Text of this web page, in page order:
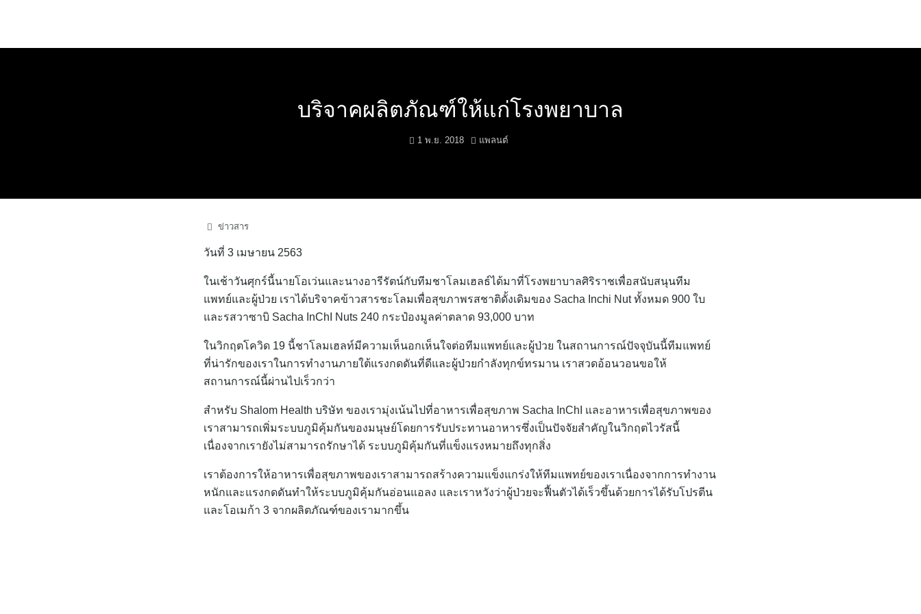
บริจาคผลิตภัณฑ์ให้แก่โรงพยาบาล
1 พ.ย. 2018 แพลนต์
ข่าวสาร
วันที่ 3 เมษายน 2563
ในเช้าวันศุกร์นี้นายโอเว่นและนางอารีรัตน์กับทีมชาโลมเฮลธ์ได้มาที่โรงพยาบาลศิริราชเพื่อสนับสนุนทีม
แพทย์และผู้ป่วย เราได้บริจาคข้าวสารชะโลมเพื่อสุขภาพรสชาติดั้งเดิมของ Sacha Inchi Nut ทั้งหมด 900 ใบ
และรสวาซาบิ Sacha InChI Nuts 240 กระป๋องมูลค่าตลาด 93,000 บาท
ในวิกฤตโควิด 19 นี้ชาโลมเฮลท์มีความเห็นอกเห็นใจต่อทีมแพทย์และผู้ป่วย ในสถานการณ์ปัจจุบันนี้ทีมแพทย์
ที่น่ารักของเราในการทำงานภายใต้แรงกดดันที่ดีและผู้ป่วยกำลังทุกข์ทรมาน เราสวดอ้อนวอนขอให้
สถานการณ์นี้ผ่านไปเร็วกว่า
สำหรับ Shalom Health บริษัท ของเรามุ่งเน้นไปที่อาหารเพื่อสุขภาพ Sacha InChI และอาหารเพื่อสุขภาพของ
เราสามารถเพิ่มระบบภูมิคุ้มกันของมนุษย์โดยการรับประทานอาหารซึ่งเป็นปัจจัยสำคัญในวิกฤตไวรัสนี้
เนื่องจากเรายังไม่สามารถรักษาได้ ระบบภูมิคุ้มกันที่แข็งแรงหมายถึงทุกสิ่ง
เราต้องการให้อาหารเพื่อสุขภาพของเราสามารถสร้างความแข็งแกร่งให้ทีมแพทย์ของเราเนื่องจากการทำงาน
หนักและแรงกดดันทำให้ระบบภูมิคุ้มกันอ่อนแอลง และเราหวังว่าผู้ป่วยจะฟื้นตัวได้เร็วขึ้นด้วยการได้รับโปรตีน
และโอเมก้า 3 จากผลิตภัณฑ์ของเรามากขึ้น